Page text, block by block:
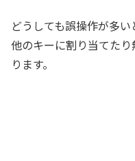
どうしても誤操作が多
他のキーに割り当てた
ります。